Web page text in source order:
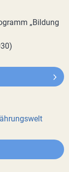
„Bildung